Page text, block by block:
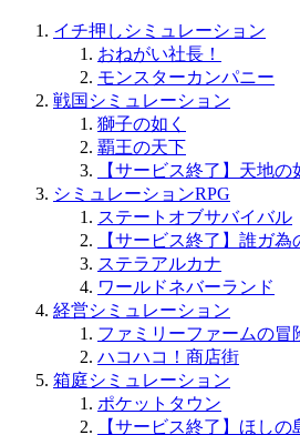
イチ押しシミュレーション
おねがい社長！
モンスターカンパニー
戦国シミュレーション
獅子の如く
覇王の天下
【サービス終了】天地の
シミュレーションRPG
ステートオブサバイバル
【サービス終了】誰ガ為
ステラアルカナ
ワールドネバーランド
経営シミュレーション
ファミリーファームの冒
ハコハコ！商店街
箱庭シミュレーション
ポケットタウン
【サービス終了】ほしの